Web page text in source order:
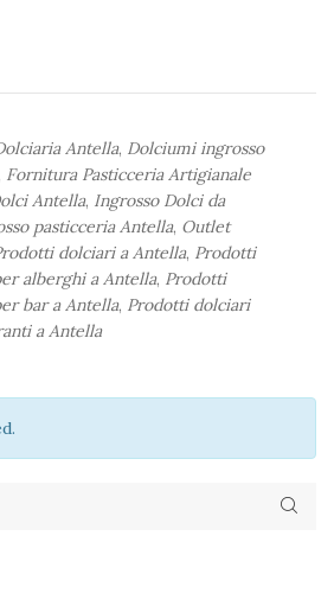
Antella, Dolciumi ingrosso
Fornitura Pasticceria Artigianale
Antella, Ingrosso Dolci da
pasticceria Antella, Outlet
dolciari a Antella, Prodotti
alberghi a Antella, Prodotti
bar a Antella, Prodotti dolciari
a Antella